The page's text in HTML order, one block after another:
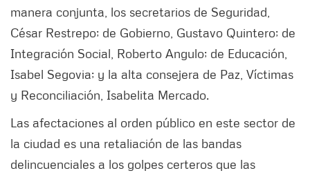
manera conjunta, los secretarios de Seguridad,
César Restrepo; de Gobierno, Gustavo Quintero; de
Integración Social, Roberto Angulo; de Educación,
Isabel Segovia; y la alta consejera de Paz, Víctimas
y Reconciliación, Isabelita Mercado.
Las afectaciones al orden público en este sector de
la ciudad es una retaliación de las bandas
delincuenciales a los golpes certeros que las